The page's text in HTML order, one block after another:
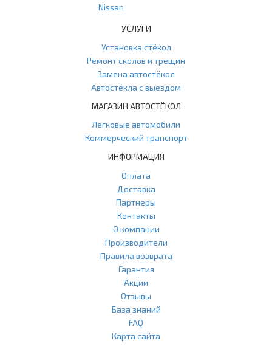
Nissan
УСЛУГИ
Установка стёкол
Ремонт сколов и трещин
Замена автостёкол
Автостёкла с выездом
МАГАЗИН АВТОСТЁКОЛ
Легковые автомобили
Коммерческий транспорт
ИНФОРМАЦИЯ
Оплата
Доставка
Партнеры
Контакты
О компании
Производители
Правила возврата
Гарантия
Акции
Отзывы
База знаний
FAQ
Карта сайта